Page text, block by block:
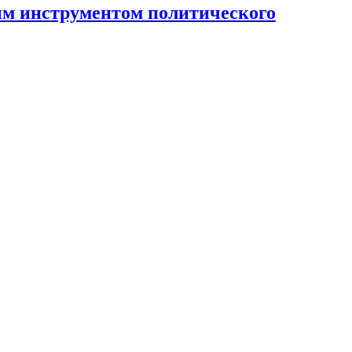
инструментом политического